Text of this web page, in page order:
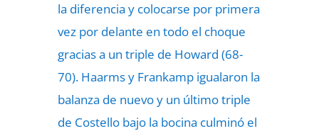
la diferencia y colocarse por primera
vez por delante en todo el choque
gracias a un triple de Howard (68-
70). Haarms y Frankamp igualaron la
balanza de nuevo y un último triple
de Costello bajo la bocina culminó el